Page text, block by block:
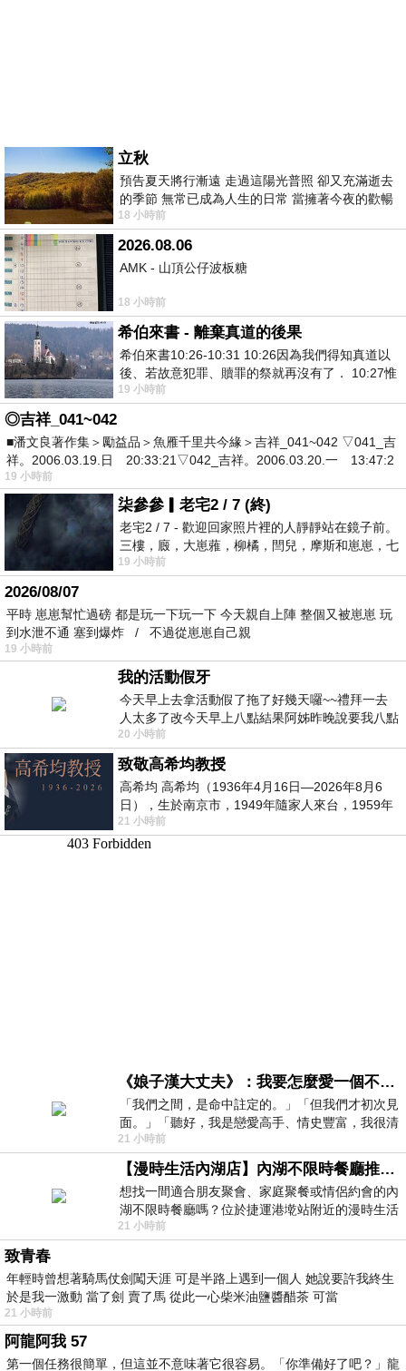
立秋
預告夏天將行漸遠 走過這陽光普照 卻又充滿逝去
的季節 無常已成為人生的日常 當擁著今夜的歡暢
舒心 轉眼驟成昨日 而明晨 太陽
18 小時前
2026.08.06
AMK - 山頂公仔波板糖
18 小時前
希伯來書 - 離棄真道的後果
希伯來書10:26-10:31 10:26因為我們得知真道以
後、若故意犯罪、贖罪的祭就再沒有了． 10:27惟
有戰懼等候審判和那燒滅眾敵人的烈火
19 小時前
◎吉祥_041~042
■潘文良著作集＞勵益品＞魚雁千里共今緣＞吉祥_041~042 ▽041_吉
祥。2006.03.19.日 20:33:21▽042_吉祥。2006.03.20.一 13:47:2
19 小時前
柒參參▎老宅2 / 7 (終)
老宅2 / 7 - 歡迎回家照片裡的人靜靜站在鏡子前。
三樓，廄，大崽蕥，柳橘，閆兒，摩斯和崽崽，七
個人整整齊齊地站在鏡框之外，如同
19 小時前
2026/08/07
平時 崽崽幫忙過磅 都是玩一下玩一下 今天親自上陣 整個又被崽崽 玩
到水泄不通 塞到爆炸 / 不過從崽崽自己親
19 小時前
我的活動假牙
今天早上去拿活動假了拖了好幾天囉~~禮拜一去
人太多了改今天早上八點結果阿姊昨晚說要我八點
去西螺農會~回到莿桐都8點半多了
20 小時前
致敬高希均教授
高希均 高希均（1936年4月16日—2026年8月6
日），生於南京市，1949年隨家人來台，1959年
赴美深造並取得經濟發展博士學位。曾任
21 小時前
《娘子漢大丈夫》：我要怎麼愛一個不存在的人？
「我們之間，是命中註定的。」「但我們才初次見
面。」「聽好，我是戀愛高手、情史豐富，我很清
楚這種感覺，你我之間的那種感覺，現
21 小時前
【漫時生活內湖店】內湖不限時餐廳推薦｜捷運港墘站美食，聚餐、約會、家庭聚會首選，正餐甜點一次滿足
想找一間適合朋友聚會、家庭聚餐或情侶約會的內
湖不限時餐廳嗎？位於捷運港墘站附近的漫時生活
內湖店，從捷運站步行約4分鐘即可抵
21 小時前
致青春
年輕時曾想著騎馬仗劍闖天涯 可是半路上遇到一個人 她說要許我終生
於是我一激動 當了劍 賣了馬 從此一心柴米油鹽醬醋茶 可當
21 小時前
阿龍阿我 57
第一個任務很簡單，但這並不意味著它很容易。「你準備好了吧？」龍